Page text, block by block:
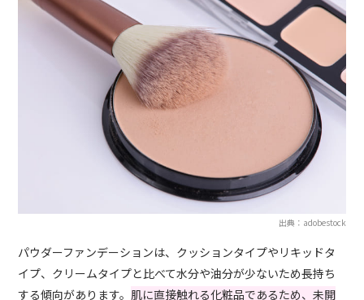
出典：adobestock
パウダーファンデーションは、クッションタイプやリキッドタ
イプ、クリームタイプと比べて水分や油分が少ないため長持ち
する傾向があります。 肌に直接触れる化粧品であるため、未開